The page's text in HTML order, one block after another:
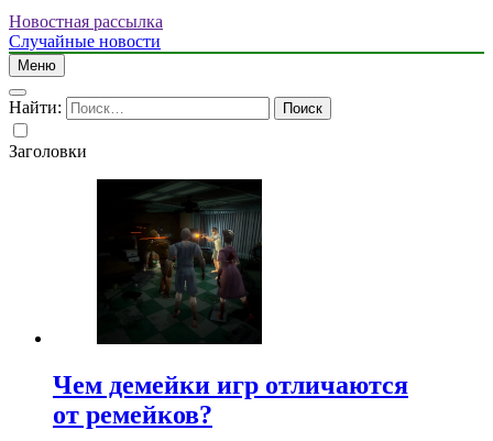
Новостная рассылка
Случайные новости
Меню
Найти:
Заголовки
Чем демейки игр отличаются
от ремейков?